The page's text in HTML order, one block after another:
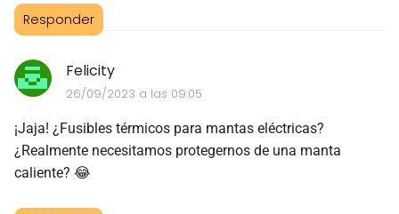
Responder
Felicity
26/09/2023 a las 09:05
¡Jaja! ¿Fusibles térmicos para mantas eléctricas?
¿Realmente necesitamos protegernos de una manta
caliente? 😂